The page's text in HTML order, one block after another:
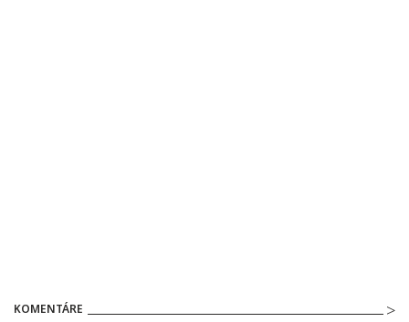
KOMENTÁRE